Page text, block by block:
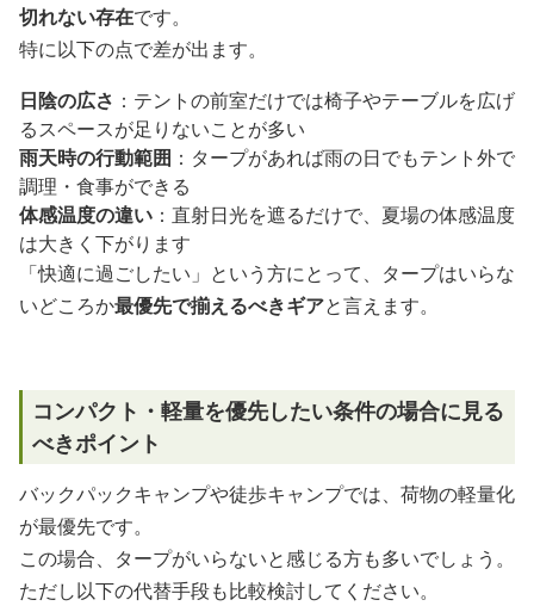
切れない存在です。
特に以下の点で差が出ます。
日陰の広さ ：テントの前室だけでは椅子やテーブルを広げ
るスペースが足りないことが多い
雨天時の行動範囲 ：タープがあれば雨の日でもテント外で
調理・食事ができる
体感温度の違い ：直射日光を遮るだけで、夏場の体感温度
は大きく下がります
「快適に過ごしたい」という方にとって、タープはいらな
いどころか最優先で揃えるべきギアと言えます。
コンパクト・軽量を優先したい条件の場合に見る
べきポイント
バックパックキャンプや徒歩キャンプでは、荷物の軽量化
が最優先です。
この場合、タープがいらないと感じる方も多いでしょう。
ただし以下の代替手段も比較検討してください。